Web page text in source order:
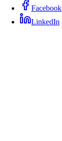
Facebook
LinkedIn